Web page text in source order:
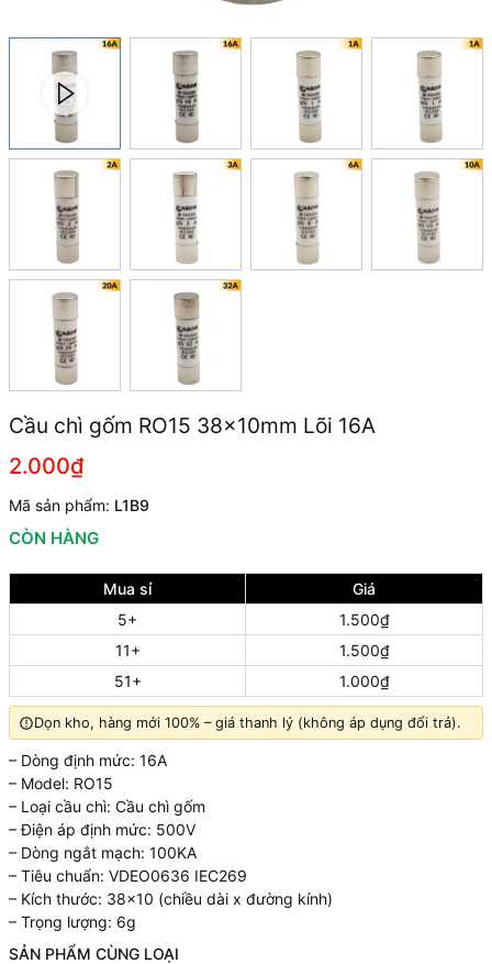
Cầu chì gốm RO15 38x10mm Lõi 16A
2.000₫
Mã sản phẩm: L1B9
CÒN HÀNG
Mua sỉ
Giá
5+
1.500₫
11+
1.500₫
51+
1.000₫
Dọn kho, hàng mới 100% – giá thanh lý (không áp dụng đổi trả).
– Dòng định mức: 16A
– Model: RO15
– Loại cầu chì: Cầu chì gốm
– Điện áp định mức: 500V
– Dòng ngắt mạch: 100KA
– Tiêu chuẩn: VDEO0636 IEC269
– Kích thước: 38×10 (chiều dài x đường kính)
– Trọng lượng: 6g
SẢN PHẨM CÙNG LOẠI